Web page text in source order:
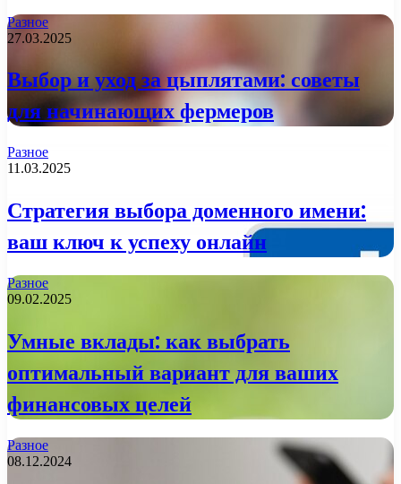
Разное
27.03.2025
Выбор и уход за цыплятами: советы
для начинающих фермеров
Разное
11.03.2025
Стратегия выбора доменного имени:
ваш ключ к успеху онлайн
Разное
09.02.2025
Умные вклады: как выбрать
оптимальный вариант для ваших
финансовых целей
Разное
08.12.2024